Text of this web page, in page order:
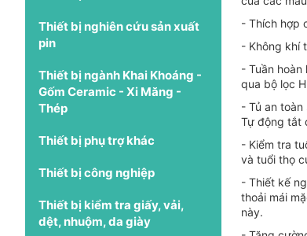
Thiết bị nghiên cứu sản xuất
pin
Thiết bị ngành Khai Khoáng -
Gốm Ceramic - Xi Măng -
Thép
Thiết bị phụ trợ khác
Thiết bị công nghiệp
Thiết bị kiểm tra giấy, vải,
dệt, nhuộm, da giày
- Thích hợp
- Không khí
- Tuần hoàn
qua bộ lọc
- Tủ an
Tự động tắt
- Kiểm tra
và tuổi thọ
- Thiết kế
thoải mái
này.